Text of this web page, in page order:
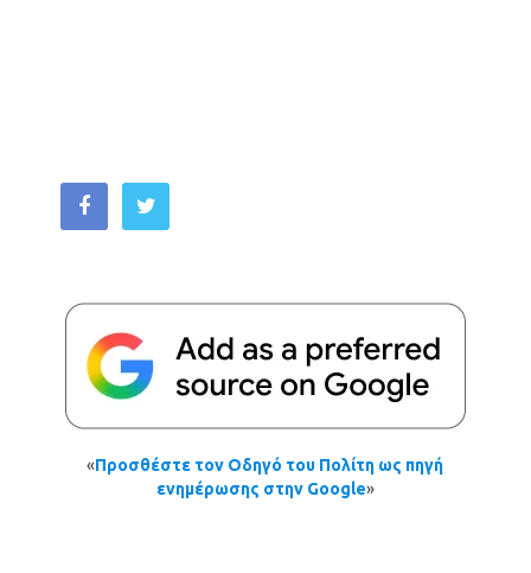
«Προσθέστε τον Οδηγό του Πολίτη ως πηγή
ενημέρωσης στην Google»